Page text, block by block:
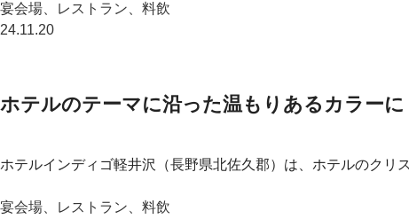
宴会場、レストラン、料飲
24.11.20
ホテルのテーマに沿った温もりあるカラーに
ホテルインディゴ軽井沢（長野県北佐久郡）は、ホテルのクリ
宴会場、レストラン、料飲